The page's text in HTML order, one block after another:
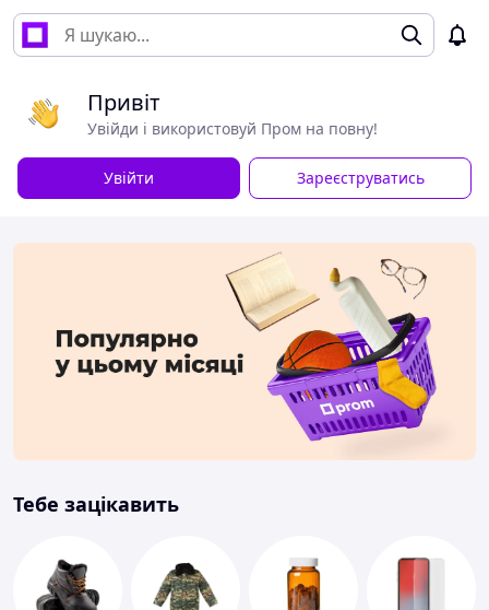
Привіт
Увійди і використовуй Пром на повну!
Увійти Зареєструватись
Тебе зацікавить